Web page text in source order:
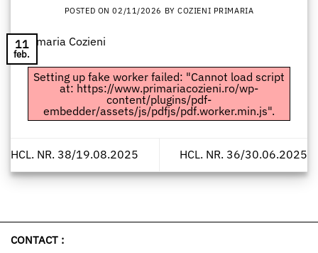
POSTED ON02/11/2026 BYCOZIENI PRIMARIA
11
feb.
Setting up fake worker failed: "Cannot load script
at: https://www.primariacozieni.ro/wp-
content/plugins/pdf-
embedder/assets/js/pdfjs/pdf.worker.min.js".
HCL. NR. 38/19.08.2025 HCL. NR. 36/30.06.2025
CONTACT :